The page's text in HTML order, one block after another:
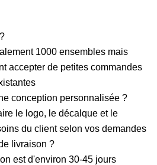
1000 ensembles mais
accepter de petites commandes
conception personnalisée ?
le logo, le décalque et le
du client selon vos demandes
livraison ?
est d'environ 30-45 jours